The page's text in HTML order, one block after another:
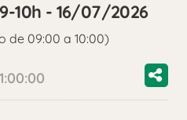
10h - 16/07/2026
de 09:00 a 10:00)